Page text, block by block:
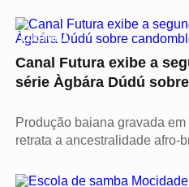
CULTURA
Canal Futura exibe a
série Àgbára Dúdú
Produção baiana gravada
retrata a ancestralidade afro-